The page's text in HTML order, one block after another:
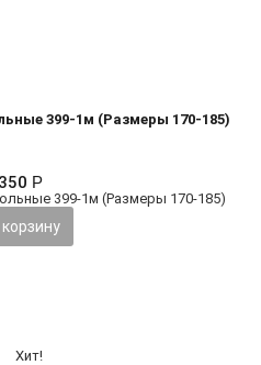
399-1м (Размеры 170-185)
350 Р
Хит!